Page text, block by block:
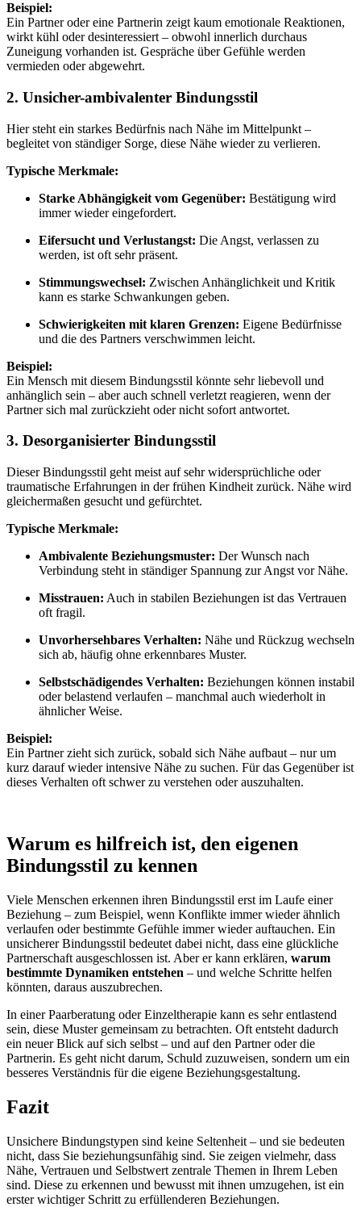
Beispiel:
Ein Partner oder eine Partnerin zeigt kaum emotionale Reaktionen,
wirkt kühl oder desinteressiert – obwohl innerlich durchaus
Zuneigung vorhanden ist. Gespräche über Gefühle werden
vermieden oder abgewehrt.
2. Unsicher-ambivalenter Bindungsstil
Hier steht ein starkes Bedürfnis nach Nähe im Mittelpunkt –
begleitet von ständiger Sorge, diese Nähe wieder zu verlieren.
Typische Merkmale:
Starke Abhängigkeit vom Gegenüber: Bestätigung wird
immer wieder eingefordert.
Eifersucht und Verlustangst: Die Angst, verlassen zu
werden, ist oft sehr präsent.
Stimmungswechsel: Zwischen Anhänglichkeit und Kritik
kann es starke Schwankungen geben.
Schwierigkeiten mit klaren Grenzen: Eigene Bedürfnisse
und die des Partners verschwimmen leicht.
Beispiel:
Ein Mensch mit diesem Bindungsstil könnte sehr liebevoll und
anhänglich sein – aber auch schnell verletzt reagieren, wenn der
Partner sich mal zurückzieht oder nicht sofort antwortet.
3. Desorganisierter Bindungsstil
Dieser Bindungsstil geht meist auf sehr widersprüchliche oder
traumatische Erfahrungen in der frühen Kindheit zurück. Nähe wird
gleichermaßen gesucht und gefürchtet.
Typische Merkmale:
Ambivalente Beziehungsmuster: Der Wunsch nach
Verbindung steht in ständiger Spannung zur Angst vor Nähe.
Misstrauen: Auch in stabilen Beziehungen ist das Vertrauen
oft fragil.
Unvorhersehbares Verhalten: Nähe und Rückzug wechseln
sich ab, häufig ohne erkennbares Muster.
Selbstschädigendes Verhalten: Beziehungen können instabil
oder belastend verlaufen – manchmal auch wiederholt in
ähnlicher Weise.
Beispiel:
Ein Partner zieht sich zurück, sobald sich Nähe aufbaut – nur um
kurz darauf wieder intensive Nähe zu suchen. Für das Gegenüber ist
dieses Verhalten oft schwer zu verstehen oder auszuhalten.
Warum es hilfreich ist, den eigenen
Bindungsstil zu kennen
Viele Menschen erkennen ihren Bindungsstil erst im Laufe einer
Beziehung – zum Beispiel, wenn Konflikte immer wieder ähnlich
verlaufen oder bestimmte Gefühle immer wieder auftauchen. Ein
unsicherer Bindungsstil bedeutet dabei nicht, dass eine glückliche
Partnerschaft ausgeschlossen ist. Aber er kann erklären, warum
bestimmte Dynamiken entstehen – und welche Schritte helfen
könnten, daraus auszubrechen.
In einer Paarberatung oder Einzeltherapie kann es sehr entlastend
sein, diese Muster gemeinsam zu betrachten. Oft entsteht dadurch
ein neuer Blick auf sich selbst – und auf den Partner oder die
Partnerin. Es geht nicht darum, Schuld zuzuweisen, sondern um ein
besseres Verständnis für die eigene Beziehungsgestaltung.
Fazit
Unsichere Bindungstypen sind keine Seltenheit – und sie bedeuten
nicht, dass Sie beziehungsunfähig sind. Sie zeigen vielmehr, dass
Nähe, Vertrauen und Selbstwert zentrale Themen in Ihrem Leben
sind. Diese zu erkennen und bewusst mit ihnen umzugehen, ist ein
erster wichtiger Schritt zu erfüllenderen Beziehungen.